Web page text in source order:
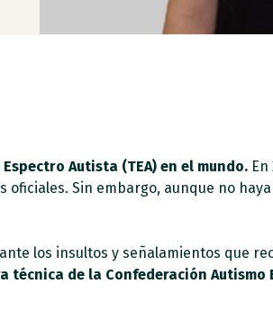
Autista (TEA) en el mundo.
Sin embargo, aunque no
los insultos y señalamientos que
técnica de la Confederación Autismo